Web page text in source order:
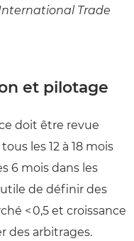
Trade
et pilotage
doit être revue
les 12 à 18 mois
6 mois dans les
utile de définir des
< 0,5 et croissance
des arbitrages.